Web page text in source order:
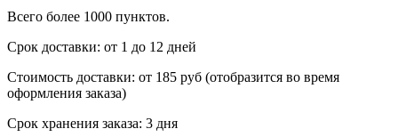
Всего более 1000 пунктов.
Срок доставки: от 1 до 12 дней
Стоимость доставки: от 185 руб (отобразится во время
оформления заказа)
Срок хранения заказа: 3 дня